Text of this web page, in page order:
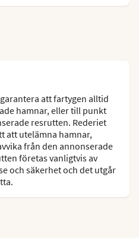
att fartygen alltid
hamnar, eller till punkt
resrutten. Rederiet
att utelämna hamnar,
från den annonserade
företas vanligtvis av
och säkerhet och det utgår